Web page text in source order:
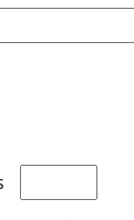
die nach dem